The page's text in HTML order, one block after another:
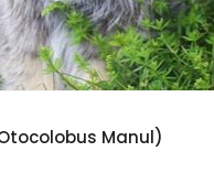
Manul)